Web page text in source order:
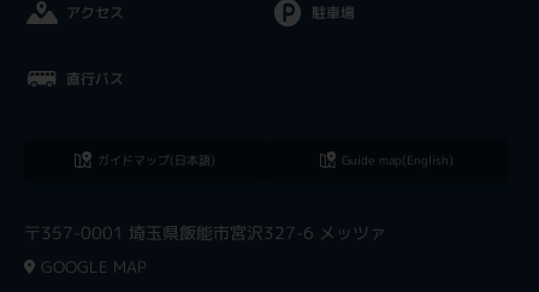
アクセス
直行バス
駐車場
ガイドマップ(日本語) Guide map(English)
〒357-0001 埼玉県飯能市宮沢327-6 メッツァ
GOOGLE MAP